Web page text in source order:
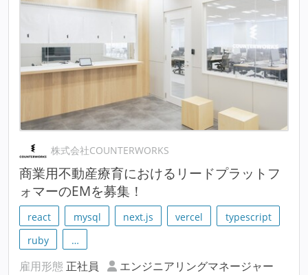
株式会社COUNTERWORKS
商業用不動産療育におけるリードプラットフ
ォマーのEMを募集！
react mysql next.js vercel
typescript
ruby
…
雇用形態 正社員
エンジニアリングマネージャー